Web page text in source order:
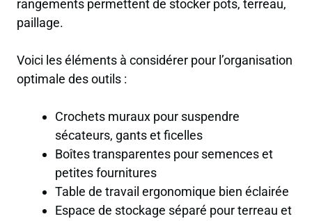
rangements permettent de stocker pots, terreau,
paillage.
Voici les éléments à considérer pour l’organisation
optimale des outils :
Crochets muraux pour suspendre
sécateurs, gants et ficelles
Boîtes transparentes pour semences et
petites fournitures
Table de travail ergonomique bien éclairée
Espace de stockage séparé pour terreau et